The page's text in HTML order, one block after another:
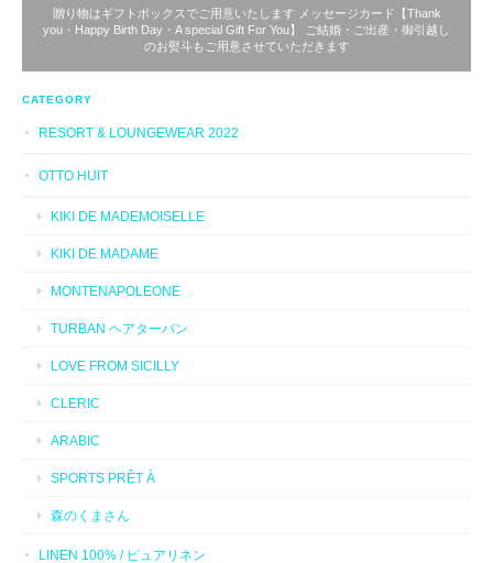
贈り物はギフトボックスでご用意いたします メッセージカード【Thank
you・Happy Birth Day・A special Gift For You】 ご結婚・ご出産・御引越し
のお熨斗もご用意させていただきます
CATEGORY
RESORT & LOUNGEWEAR 2022
OTTO HUIT
KIKI DE MADEMOISELLE
KIKI DE MADAME
MONTENAPOLEONE
TURBAN ヘアターバン
LOVE FROM SICILLY
CLERIC
ARABIC
SPORTS PRÊT À
森のくまさん
LINEN 100% / ピュアリネン